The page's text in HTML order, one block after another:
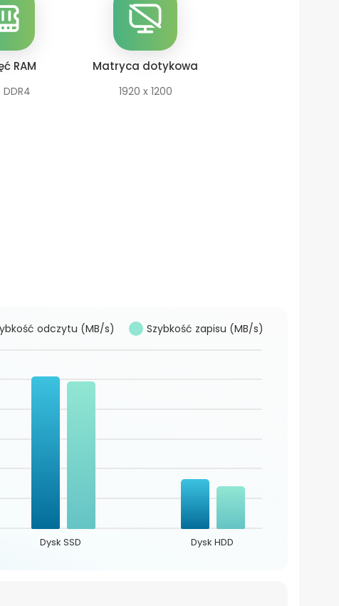
RAM
DDR4
Matryca dotykowa
1920 x 1200
odczytu (MB/s) Szybkość zapisu (MB/s)
Dysk SSD Dysk HDD